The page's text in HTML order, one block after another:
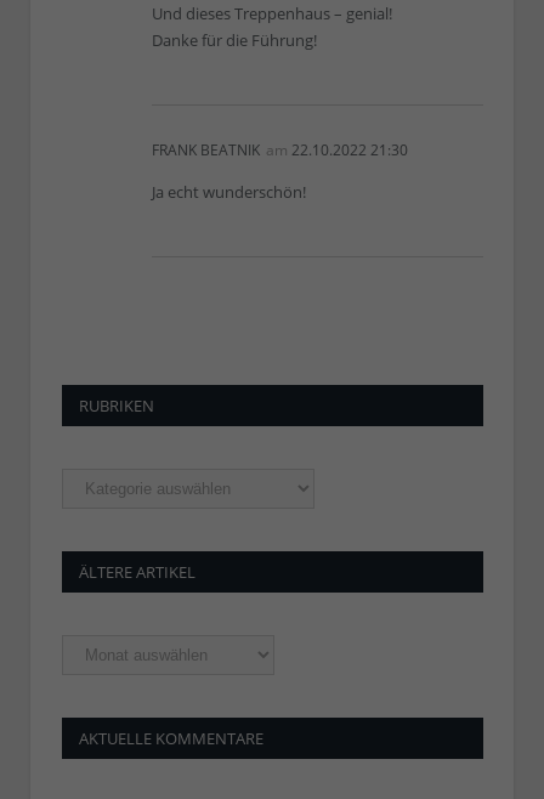
Und dieses Treppenhaus – genial!
Danke für die Führung!
FRANK BEATNIK am 22.10.2022 21:30
Ja echt wunderschön!
RUBRIKEN
Rubriken
ÄLTERE ARTIKEL
Ältere
Artikel
AKTUELLE KOMMENTARE